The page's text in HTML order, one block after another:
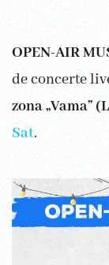
OPEN-AIR
de concerte
zona „Vama”
Sat.